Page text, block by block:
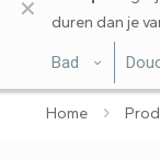
duren dan je
✕
Bad
Home